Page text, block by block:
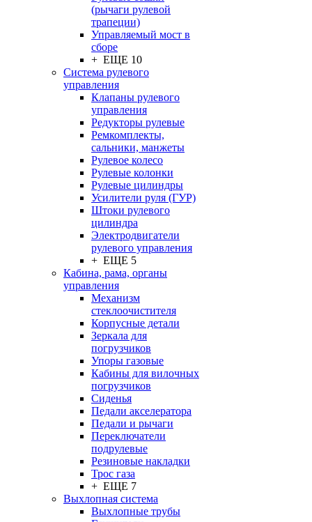
(рычаги рулевой
трапеции)
Управляемый мост в
сборе
+ ЕЩЕ 10
Система рулевого
управления
Клапаны рулевого
управления
Редукторы рулевые
Ремкомплекты,
сальники, манжеты
Рулевое колесо
Рулевые колонки
Рулевые цилиндры
Усилители руля (ГУР)
Штоки рулевого
цилиндра
Электродвигатели
рулевого управления
+ ЕЩЕ 5
Кабина, рама, органы
управления
Механизм
стеклоочистителя
Корпусные детали
Зеркала для
погрузчиков
Упоры газовые
Кабины для вилочных
погрузчиков
Сиденья
Педали акселератора
Педали и рычаги
Переключатели
подрулевые
Резиновые накладки
Трос газа
+ ЕЩЕ 7
Выхлопная система
Выхлопные трубы